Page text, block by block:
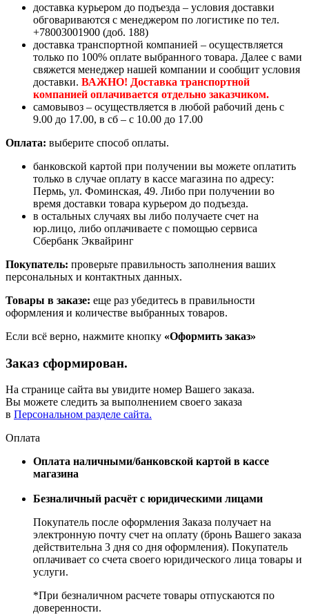
доставка курьером до подъезда – условия доставки
обговариваются с менеджером по логистике по тел.
+78003001900 (доб. 188)
доставка транспортной компанией – осуществляется
только по 100% оплате выбранного товара. Далее с вами
свяжется менеджер нашей компании и сообщит условия
доставки. ВАЖНО! Доставка транспортной
компанией оплачивается отдельно заказчиком.
самовывоз – осуществляется в любой рабочий день с
9.00 до 17.00, в сб – с 10.00 до 17.00
Оплата: выберите способ оплаты.
банковской картой при получении вы можете оплатить
только в случае оплату в кассе магазина по адресу:
Пермь, ул. Фоминская, 49. Либо при получении во
время доставки товара курьером до подъезда.
в остальных случаях вы либо получаете счет на
юр.лицо, либо оплачиваете с помощью сервиса
Сбербанк Эквайринг
Покупатель: проверьте правильность заполнения ваших
персональных и контактных данных.
Товары в заказе: еще раз убедитесь в правильности
оформления и количестве выбранных товаров.
Если всё верно, нажмите кнопку «Оформить заказ»
Заказ сформирован.
На странице сайта вы увидите номер Вашего заказа.
Вы можете следить за выполнением своего заказа
в Персональном разделе сайта.
Оплата
Оплата наличными/банковской картой в кассе
магазина
Безналичный расчёт с юридическими лицами
Покупатель после оформления Заказа получает на
электронную почту счет на оплату (бронь Вашего заказа
действительна 3 дня со дня оформления). Покупатель
оплачивает со счета своего юридического лица товары и
услуги.
*При безналичном расчете товары отпускаются по
доверенности.